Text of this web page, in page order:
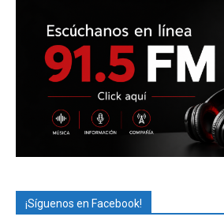
¡Síguenos en Facebook!